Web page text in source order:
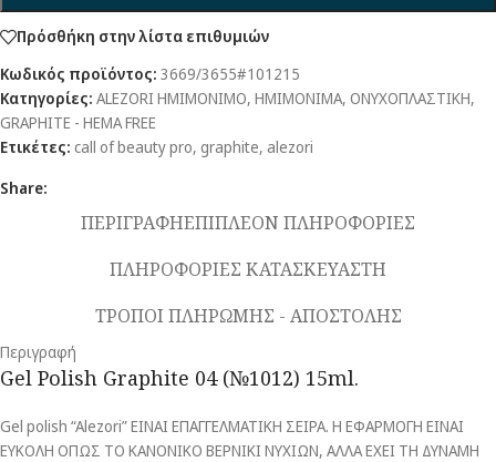
Πρόσθήκη στην λίστα επιθυμιών
Κωδικός προϊόντος: 3669/3655#101215
Κατηγορίες: ALEZORI ΗΜΙΜΟΝΙΜΟ, ΗΜΙΜΟΝΙΜΑ, ΟΝΥΧΟΠΛΑΣΤΙΚΗ,
GRAPHITE - HEMA FREE
Ετικέτες: call of beauty pro, graphite, alezori
Share:
ΠΕΡΙΓΡΑΦΗΕΠΙΠΛΕΟΝ ΠΛΗΡΟΦΟΡΙΕΣ
ΠΛΗΡΟΦΟΡΙΕΣ ΚΑΤΑΣΚΕΥΑΣΤΗ
ΤΡΟΠΟΙ ΠΛΗΡΩΜΗΣ - ΑΠΟΣΤΟΛΗΣ
Περιγραφή
Gel Polish Graphite 04 (№1012) 15ml.
Gel polish “Alezori” ΕΙΝΑΙ ΕΠΑΓΓΕΛΜΑΤΙΚΗ ΣΕΙΡΑ. Η ΕΦΑΡΜΟΓΗ ΕΙΝΑΙ
ΕΥΚΟΛΗ ΟΠΩΣ ΤΟ ΚΑΝΟΝΙΚΟ ΒΕΡΝΙΚΙ ΝΥΧΙΩΝ, ΑΛΛΑ ΕΧΕΙ ΤΗ ΔΥΝΑΜΗ